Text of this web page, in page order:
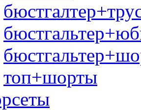
топ+шорты